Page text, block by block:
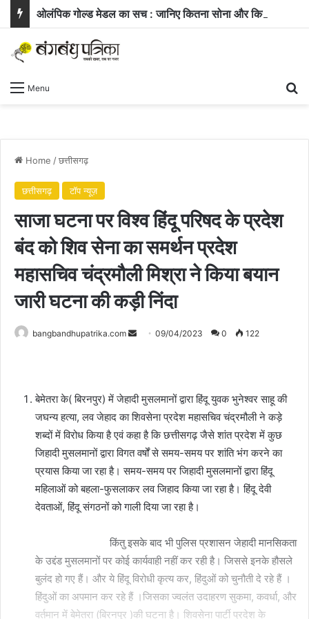
Menu
Home /छत्तीसगढ़
छत्तीसगढ़ टॉप न्यूज़
साजा घटना पर विश्व हिंदू परिषद के प्रदेश
बंद को शिव सेना का समर्थन प्रदेश
महासचिव चंद्रमौली मिश्रा ने किया बयान
जारी घटना की कड़ी निंदा
bangbandhupatrika.com
Send09/04/2023 0 122
बेमेतरा के( बिरनपुर) में जेहादी मुसलमानों द्वारा हिंदू युवक भुनेश्वर साहू की
जघन्य हत्या, लव जेहाद का शिवसेना प्रदेश महासचिव चंद्रमौली ने कड़े
शब्दों में विरोध किया है एवं कहा है कि छत्तीसगढ़ जैसे शांत प्रदेश में कुछ
जिहादी मुसलमानों द्वारा विगत वर्षों से समय-समय पर शांति भंग करने का
प्रयास किया जा रहा है। समय-समय पर जिहादी मुसलमानों द्वारा हिंदू
महिलाओं को बहला-फुसलाकर लव जिहाद किया जा रहा है। हिंदू देवी
देवताओं, हिंदू संगठनों को गाली दिया जा रहा है।
किंतु इसके बाद भी पुलिस प्रशासन जेहादी मानसिकता
के उद्दंड मुसलमानों पर कोई कार्यवाही नहीं कर रही है। जिससे इनके हौसले
बुलंद हो गए हैं। और ये हिंदू विरोधी कृत्य कर, हिंदुओं को चुनौती दे रहे हैं ।
हिंदुओं का अपमान कर रहे हैं ।जिसका ज्वलंत उदाहरण सुकमा, कवर्धा, और
वर्तमान में बेमेतरा (बिरनपुर )की घटना है। शिवसेना पार्टी प्रदेश के